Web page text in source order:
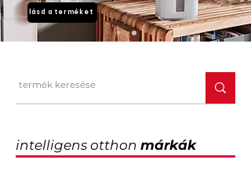
lásd a terméket
intelligens otthon márkák